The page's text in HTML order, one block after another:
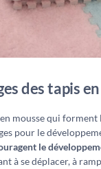
des tapis
mousse qui
pour le
le
à se déplacer, à